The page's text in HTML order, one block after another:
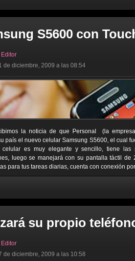
S5600 con
Editor
de diciembre, 2009 a las 08:54
la noticia de que Personal (la
país el nuevo celular Samsung S5600, el cual
celular es muy elegante y sencillo, tiene las
luego se manejará con su pantalla táctil de
para tus tareas diarias, cuenta con conexión
su propio
Editor
de diciembre, 2009 a las 10:58